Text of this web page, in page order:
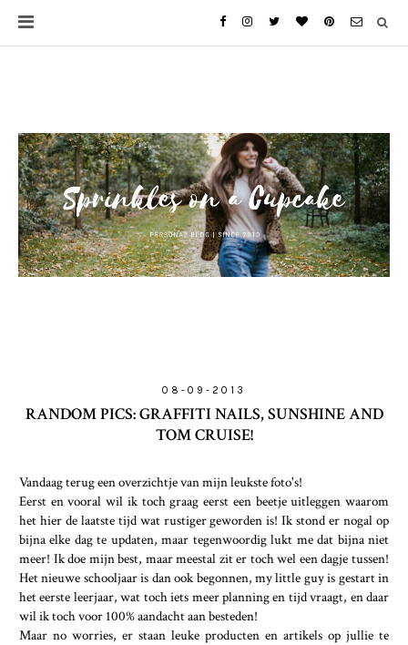
08-09-2013
RANDOM PICS: GRAFFITI NAILS, SUNSHINE AND
TOM CRUISE!
Vandaag terug een overzichtje van mijn leukste foto's!
Eerst en vooral wil ik toch graag eerst een beetje uitleggen waarom
het hier de laatste tijd wat rustiger geworden is! Ik stond er nogal op
bijna elke dag te updaten, maar tegenwoordig lukt me dat bijna niet
meer! Ik doe mijn best, maar meestal zit er toch wel een dagje tussen!
Het nieuwe schooljaar is dan ook begonnen, my little guy is gestart in
het eerste leerjaar, wat toch iets meer planning en tijd vraagt, en daar
wil ik toch voor 100% aandacht aan besteden!
Maar no worries, er staan leuke producten en artikels op jullie te